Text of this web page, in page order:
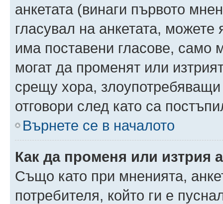
анкетата (винаги първото
гласувал на анкетата,
има поставени гласове, само
могат да променят или
срещу хора,
отговори след като са
Върнете се в началото
Как да променя или изтрия
Също като при мненията,
потребителя, който ги е